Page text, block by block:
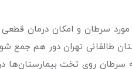
سرطان و امکان درمان
بوستان طالقانی تهران دور هم
به مانند سایر مبتلایان به سرطان